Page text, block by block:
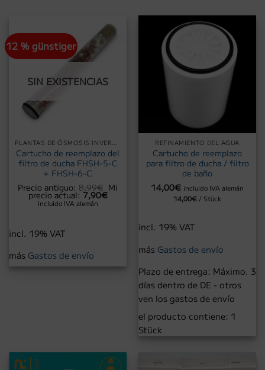
12 % günstiger
SIN EXISTENCIAS
PLANTAS DE ÓSMOSIS INVERSA - FILTRO DE AGUA
Cartucho de reemplazo del
filtro de ducha FHSH-5-C
+ FHSH-6-C
Precio antiguo: 8,99€ El
precio
Mi
precio actual: 7,90€El
precio
incluido IVA alemán
incl. 19% VAT
más Gastos de envío
REFINAMIENTO DEL AGUA
Cartucho de reemplazo
para filtro de ducha / filtro
de baño
14,00€ incluido IVA alemán
14,00€ / Stück
incl. 19% VAT
más Gastos de envío
Plazo de entrega: Máximo. 3
días dentro de DE - otros
ven los gastos de envío
el producto contiene: 1
Stück